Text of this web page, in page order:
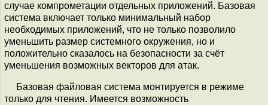
случае компрометации отдельных приложений. Базовая
система включает только минимальный набор
необходимых приложений, что не только позволило
уменьшить размер системного окружения, но и
положительно сказалось на безопасности за счёт
уменьшения возможных векторов для атак.
Базовая файловая система монтируется в режиме
только для чтения. Имеется возможность